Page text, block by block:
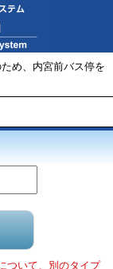
め、内宮前バス停を
ついて、別のタイプ